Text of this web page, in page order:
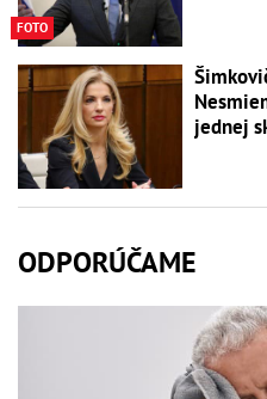
FOTO
jednej
ODPORÚČAME